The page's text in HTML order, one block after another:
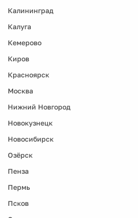
Калининград
Калуга
Кемерово
Киров
Красноярск
Москва
Нижний Новгород
Новокузнецк
Новосибирск
Озёрск
Пенза
Пермь
Псков